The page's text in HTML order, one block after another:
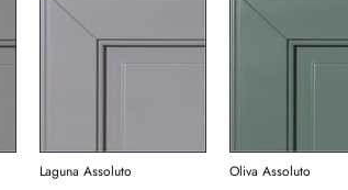
Laguna Assoluto Oliva Assoluto